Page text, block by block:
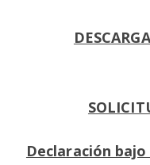
Declaración